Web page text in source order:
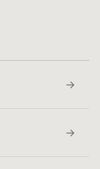
→
→